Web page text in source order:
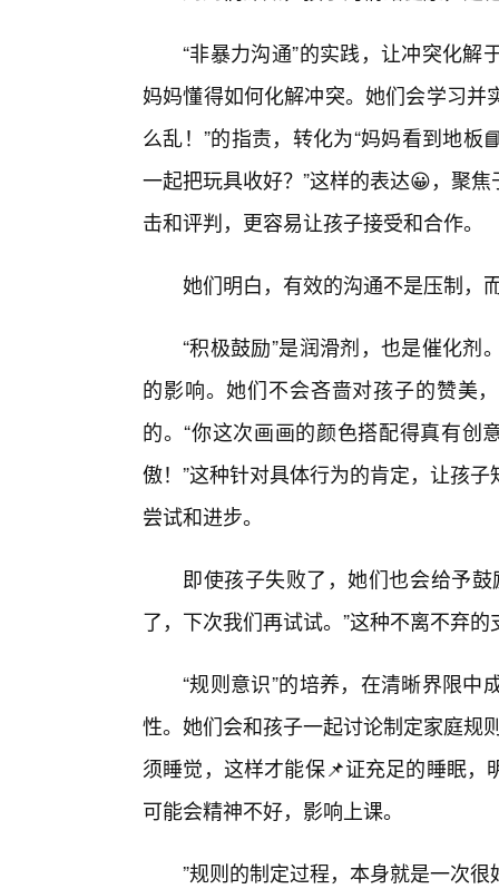
“非暴力沟通”的实践，让冲突化
妈妈懂得如何化解冲突。她们会学习并
么乱！”的指责，转化为“妈妈看到地
一起把玩具收好？”这样的表达😀，聚
击和评判，更容易让孩子接受和合作。
她们明白，有效的沟通不是压制，
“积极鼓励”是润滑剂，也是催化
的影响。她们不会吝啬对孩子的赞美
的。“你这次画画的颜色搭配得真有创
傲！”这种针对具体行为的肯定，让孩
尝试和进步。
即使孩子失败了，她们也会给予
了，下次我们再试试。”这种不离不弃
“规则意识”的培养，在清晰界限
性。她们会和孩子一起讨论制定家庭规
须睡觉，这样才能保📌证充足的睡眠
可能会精神不好，影响上课。
”规则的制定过程，本身就是一次